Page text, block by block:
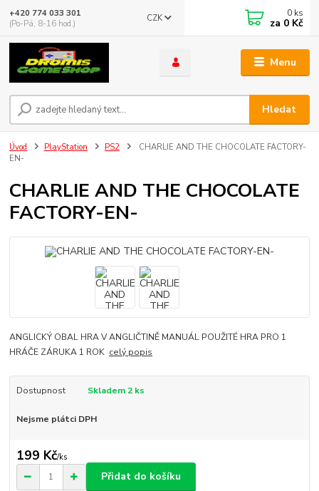
Menu
CZK
Hledat
+420 774 033 301
(Po-Pá, 8-16 hod.)
0 ks
za 0 Kč
Úvod PlayStation PS2
CHARLIE AND THE CHOCOLATE FACTORY-
EN-
CHARLIE AND THE CHOCOLATE
FACTORY-EN-
ANGLICKÝ OBAL HRA V ANGLIČTINĚ MANUÁL POUŽITÉ HRA PRO 1
HRÁČE ZÁRUKA 1 ROK celý popis
Dostupnost Skladem 2 ks
Nejsme plátci DPH
199 Kč/ks
Přidat do košíku